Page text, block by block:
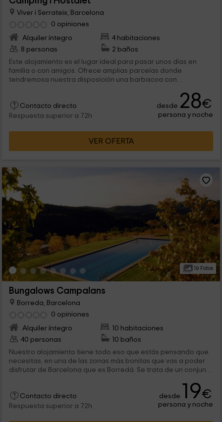
Viver i Serrateix, Barcelona
0 opiniones
Alquiler íntegro
4 habitaciones
8 personas
2 baños
Este alojamiento es el lugar ideal para pasar unos días en
familia o con amigos. Ofrece amplias parcelas donde
tendremosa nuestra disposición una barbacoa con
tiene una piscina exterior donde descansar y desconectar del
día a día. ¡Ven y relájate!
Contacto directo
Respuesta superior a 72h
desde 28€
persona y noche
VER OFERTA
16 Fotos
Bungalows Campalans
Borreda, Barcelona
0 opiniones
Alquiler íntegro
10 habitaciones
40 personas
10 baños
Nuestro alojamiento tiene todo eso que estás pensando que
necesitas, en una de las zonas más bonitas que vas a poder
disfrutar de Barcelona que es Borredá. Se trata de un conjunto
mejores comodidades, teniendo incluso, un porche con las
mejores vistas.
Contacto directo
Respuesta superior a 72h
desde 19€
persona y noche